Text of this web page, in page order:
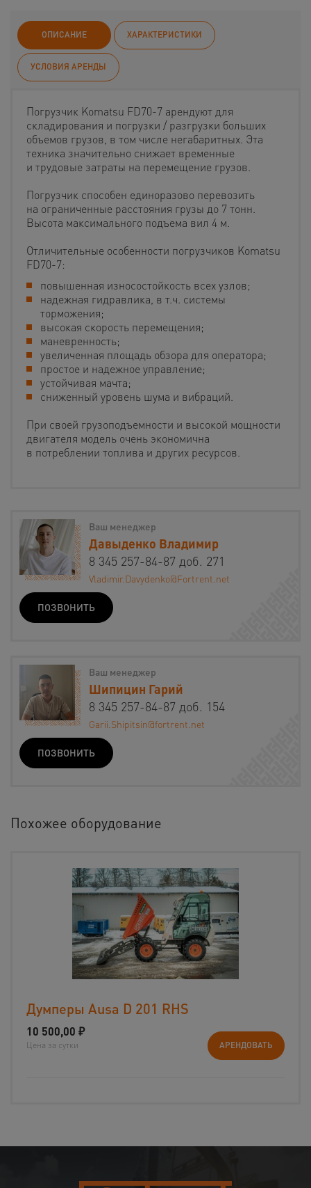
ОПИСАНИЕ ХАРАКТЕРИСТИКИ
УСЛОВИЯ АРЕНДЫ
Погрузчик Komatsu FD70-7 арендуют для
складирования и погрузки / разгрузки больших
объемов грузов, в том числе негабаритных. Эта
техника значительно снижает временные
и трудовые затраты на перемещение грузов.
Погрузчик способен единоразово перевозить
на ограниченные расстояния грузы до 7 тонн.
Высота максимального подъема вил 4 м.
Отличительные особенности погрузчиков Komatsu
FD70-7:
повышенная износостойкость всех узлов;
надежная гидравлика, в т.ч. системы
торможения;
высокая скорость перемещения;
маневренность;
увеличенная площадь обзора для оператора;
простое и надежное управление;
устойчивая мачта;
сниженный уровень шума и вибраций.
При своей грузоподъемности и высокой мощности
двигателя модель очень экономична
в потреблении топлива и других ресурсов.
Ваш менеджер
Давыденко Владимир
8 345 257-84-87 доб. 271
Vladimir.Davydenko@Fortrent.net
ПОЗВОНИТЬ
Ваш менеджер
Шипицин Гарий
8 345 257-84-87 доб. 154
Garii.Shipitsin@fortrent.net
ПОЗВОНИТЬ
Похожее оборудование
Думперы Ausa D 201 RHS
10 500,00 ₽
Цена за сутки АРЕНДОВАТЬ